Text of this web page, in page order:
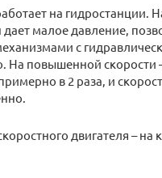
на гидростанции.
дает малое давление,
с
На повышенной скорости
в 2 раза, и
двигателя –